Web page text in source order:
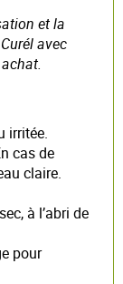
et la
avec
irritée.
cas de
claire.
à l’abri de
pour